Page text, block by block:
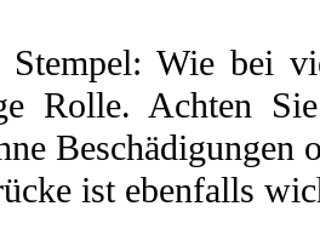
Stempel: Wie bei
Rolle. Achten
ist ebenfalls